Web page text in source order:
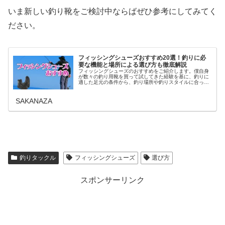
いま新しい釣り靴をご検討中ならばぜひ参考にしてみてく
ださい。
フィッシングシューズおすすめ20選！釣りに必
要な機能と場所による選び方も徹底解説
フィッシングシューズのおすすめをご紹介します。僕自身
が数々の釣り用靴を買って試してきた経験を基に、釣りに
適した足元の条件から、釣り場所や釣りスタイルに合った
SAKANAZA
釣りタックル フィッシングシューズ 選び方
スポンサーリンク